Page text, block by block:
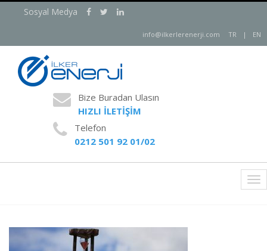
Sosyal Medya
info@ilkerlerenerji.com TR | EN
Bize Buradan Ulasın
HIZLI İLETİŞİM
Telefon
0212 501 92 01/02